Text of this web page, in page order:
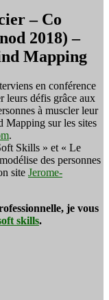
– Co
2018) –
Mapping
en conférence
leurs défis grâce aux
à muscler leur
Mapping sur les sites
.
Skills » et « Le
des personnes
site Jerome-
je vous
skills.